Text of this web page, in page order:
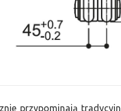
przypominają